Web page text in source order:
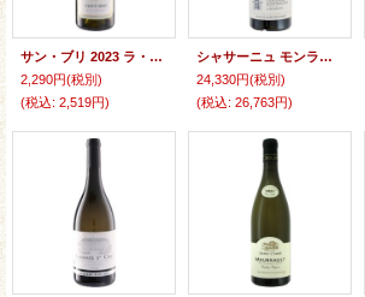
サン・ブリ 2023 ラ・シャブリジェンヌ
2,290円(税別)
(税込: 2,519円)
シャサーニュ モンラッシェ プルミエクリュ ラ ブドリオット 2022 ジャン クロード バシュレ
24,330円(税別)
(税込: 26,763円)